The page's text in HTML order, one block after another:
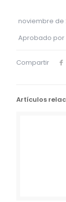
Nogoyá,
noviembre de
Aprobado por
Compartir
Artículos